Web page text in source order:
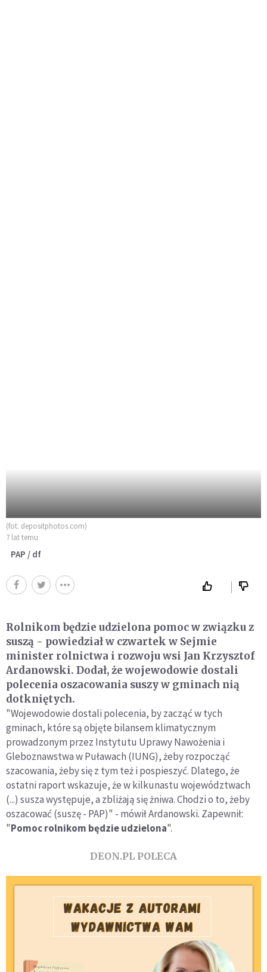
(fot. depositphotos.com)
7 lat temu
PAP / df
Rolnikom będzie udzielona pomoc w związku z
suszą - powiedział w czwartek w Sejmie
minister rolnictwa i rozwoju wsi Jan Krzysztof
Ardanowski. Dodał, że wojewodowie dostali
polecenia oszacowania suszy w gminach nią
dotkniętych.
"Wojewodowie dostali polecenia, by zacząć w tych
gminach, które są objęte bilansem klimatycznym
prowadzonym przez Instytutu Uprawy Nawożenia i
Gleboznawstwa w Puławach (IUNG), żeby rozpocząć
szacowania, żeby się z tym też i pospieszyć. Dlatego, że
ostatni raport wskazuje, że w kilkunastu województwach
(...) susza występuje, a zbliżają się żniwa. Chodzi o to, żeby
oszacować (suszę - PAP)" - mówił Ardanowski. Zapewnił:
"Pomoc rolnikom będzie udzielona".
DEON.PL POLECA